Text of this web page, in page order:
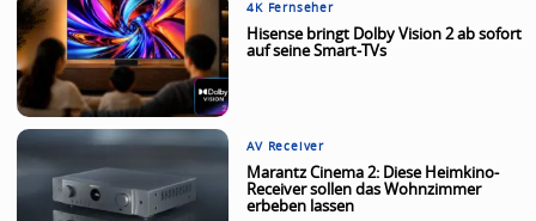
4K Fernseher
Hisense bringt Dolby Vision 2 ab sofort
auf seine Smart-TVs
AV Receiver
Marantz Cinema 2: Diese Heimkino-
Receiver sollen das Wohnzimmer
erbeben lassen